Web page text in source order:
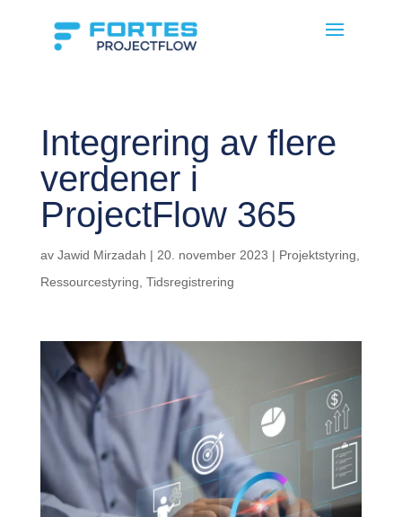
Integrering av flere
verdener i
ProjectFlow 365
av Jawid Mirzadah | 20. november 2023 | Projektstyring
Ressourcestyring Tidsregistrering